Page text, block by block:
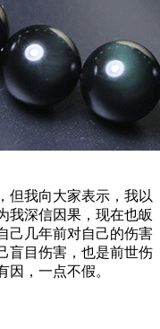
但我向大家表示，我以
我深信因果，现在也皈
己几年前对自己的伤害
盲目伤害，也是前世伤
，一点不假。